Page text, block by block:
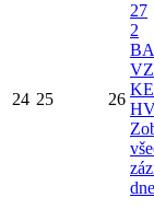
24 25 26
27
2
KE
dne